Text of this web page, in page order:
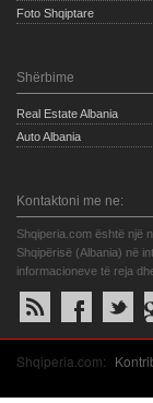
Foto Shqiptare
Shërbime
Real Estate Albania
Auto Albania
Kontaktoni me ne:
Shqiperia.com është një
Shqipërisë (Albania) në
informacioneve të reja
Shqiperia.com: